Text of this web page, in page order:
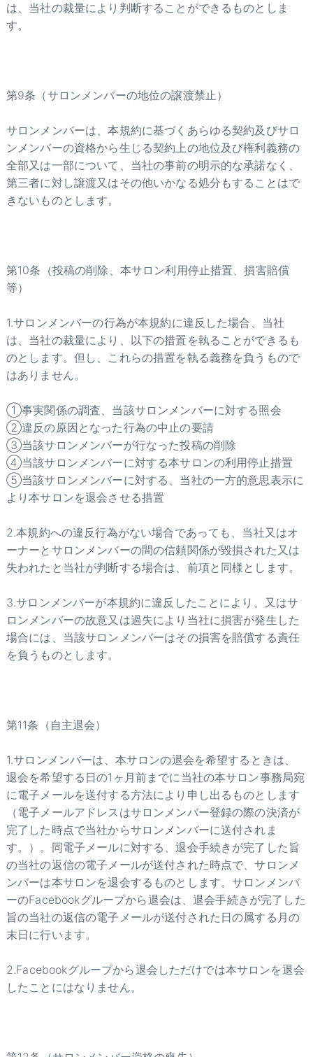
は、当社の裁量により判断することができるものとしま
す。
第9条（サロンメンバーの地位の譲渡禁止）
サロンメンバーは、本規約に基づくあらゆる契約及びサロ
ンメンバーの資格から生じる契約上の地位及び権利義務の
全部又は一部について、当社の事前の明示的な承諾なく、
第三者に対し譲渡又はその他いかなる処分もすることはで
きないものとします。
第10条（投稿の削除、本サロン利用停止措置、損害賠償
等）
1.サロンメンバーの行為が本規約に違反した場合、当社
は、当社の裁量により、以下の措置を執ることができるも
のとします。但し、これらの措置を執る義務を負うもので
はありません。
①事実関係の調査、当該サロンメンバーに対する照会
②違反の原因となった行為の中止の要請
③当該サロンメンバーが行なった投稿の削除
④当該サロンメンバーに対する本サロンの利用停止措置
⑤当該サロンメンバーに対する、当社の一方的意思表示に
より本サロンを退会させる措置
2.本規約への違反行為がない場合であっても、当社又はオ
ーナーとサロンメンバーの間の信頼関係が毀損された又は
失われたと当社が判断する場合は、前項と同様とします。
3.サロンメンバーが本規約に違反したことにより、又はサ
ロンメンバーの故意又は過失により当社に損害が発生した
場合には、当該サロンメンバーはその損害を賠償する責任
を負うものとします。
第11条（自主退会）
1.サロンメンバーは、本サロンの退会を希望するときは、
退会を希望する日の1ヶ月前までに当社の本サロン事務局宛
に電子メールを送付する方法により申し出るものとします
（電子メールアドレスはサロンメンバー登録の際の決済が
完了した時点で当社からサロンメンバーに送付されま
す。）。同電子メールに対する、退会手続きが完了した旨
の当社の返信の電子メールが送付された時点で、サロンメ
ンバーは本サロンを退会するものとします。サロンメンバ
ーのFacebookグループから退会は、退会手続きが完了した
旨の当社の返信の電子メールが送付された日の属する月の
末日に行います。
2.Facebookグループから退会しただけでは本サロンを退会
したことにはなりません。